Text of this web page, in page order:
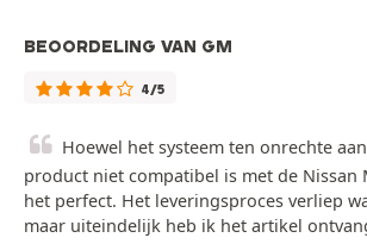
BEOORDELING VAN GM
4/5
Hoewel het systeem ten onrechte
product niet compatibel is met de Nissan
het perfect. Het leveringsproces verliep
maar uiteindelijk heb ik het artikel